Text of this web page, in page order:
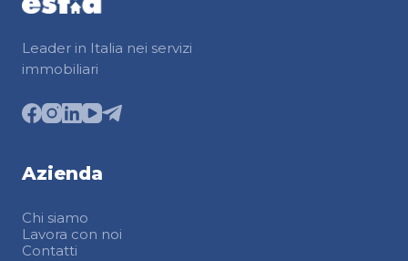
Leader in Italia nei servizi
immobiliari
Azienda
Chi siamo
Lavora con noi
Contatti